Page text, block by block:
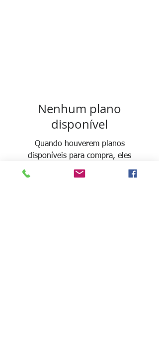
Nenhum plano
disponível
Quando houverem planos
disponíveis para compra, eles
aparecerão aqui.